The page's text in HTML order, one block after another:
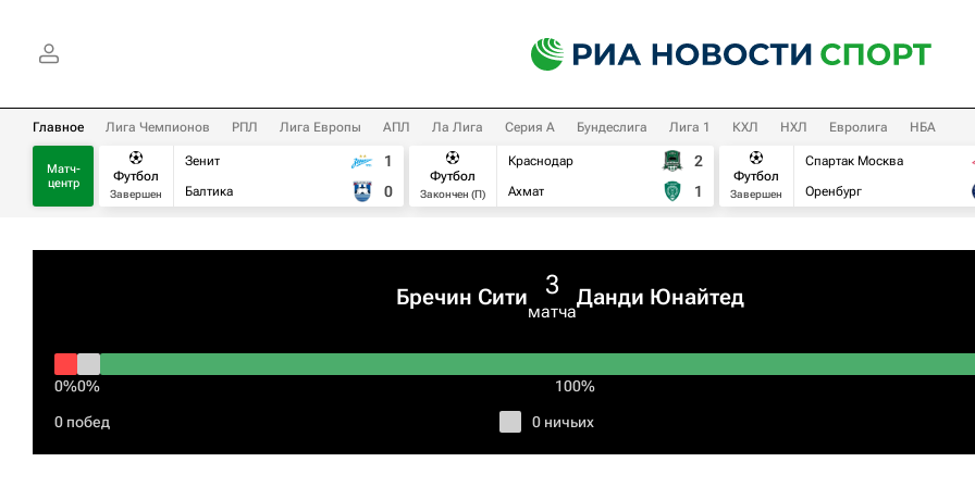
Главное Лига Чемпионов РПЛ Лига Европы АПЛ Ла Лига Серия А Бундеслига Лига 1 КХЛ НХЛ Евролига НБА
Матч-
центр
Футбол
Завершен
Зенит
Балтика
1
0
Футбол
Закончен (П)
Краснодар
Ахмат
2
1
Футбол
Завершен
Спартак Москва
Оренбург
Бречин Сити 3
матча
Данди Юнайтед
0%0% 100%
0 побед 0 ничьих